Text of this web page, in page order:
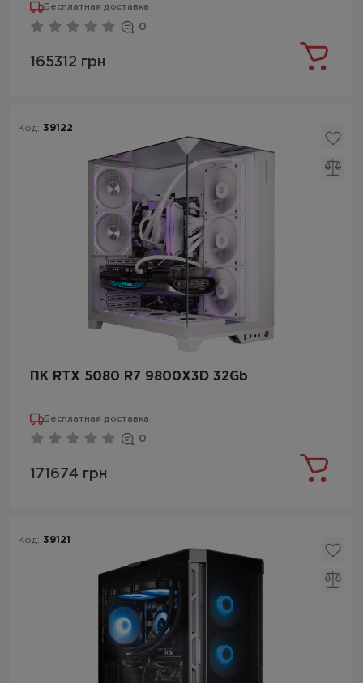
Бесплатная доставка
0
165312 грн
Код: 39122
ПК RTX 5080 R7 9800X3D 32Gb
Бесплатная доставка
0
171674 грн
Код: 39121